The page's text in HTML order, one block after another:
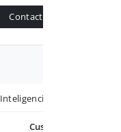
contactar ventas
Inteligencia avanzada
Custom